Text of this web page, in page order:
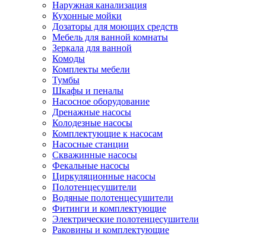
Наружная канализация
Кухонные мойки
Дозаторы для моющих средств
Мебель для ванной комнаты
Зеркала для ванной
Комоды
Комплекты мебели
Тумбы
Шкафы и пеналы
Насосное оборудование
Дренажные насосы
Колодезные насосы
Комплектующие к насосам
Насосные станции
Скважинные насосы
Фекальные насосы
Циркуляционные насосы
Полотенцесушители
Водяные полотенцесушители
Фитинги и комплектующие
Электрические полотенцесушители
Раковины и комплектующие